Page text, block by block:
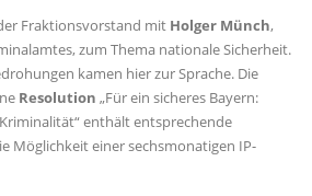
Fraktionsvorstand mit Holger Münch,
zum Thema nationale Sicherheit.
kamen hier zur Sprache. Die
Resolution Für ein sicheres Bayern:
enthält entsprechende
Möglichkeit einer sechsmonatigen IP-